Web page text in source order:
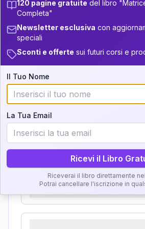
Analisi,
Clicca su ogni zona per leggere
l'interpretazione!
Importanza:
Karma Genitore-Figlio
Importanza:
120 pagine gratuite del libro
Completa"
Newsletter esclusiva con
speciali
Sconti e offerte sui futuri corsi e
Il Tuo Nome
La Tua Email
Ricevi il Libro
Riceverai il libro direttamente
Potrai cancellare l'iscrizione in